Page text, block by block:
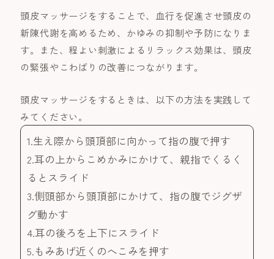
頭皮マッサージをすることで、血行を促進させ頭皮の
新陳代謝を高めるため、かゆみの抑制や予防になりま
す。また、程よい刺激によるリラックス効果は、頭皮
の緊張やこわばりの改善につながります。
頭皮マッサージをするときは、以下の方法を実践して
みてください。
1.生え際から頭頂部に向かって指の腹で押す
2.耳の上からこめかみにかけて、親指でくるく
るとスライド
3.側頭部から頭頂部にかけて、指の腹でジグザ
グ動かす
4.耳の後ろを上下にスライド
5.もみあげ近くのへこみを押す